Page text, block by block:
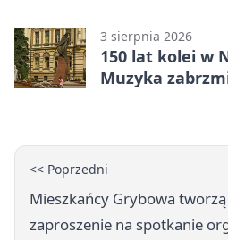
3 sierpnia 2026
150 lat kolei w
Muzyka
<< Poprzedni
Mieszkańcy Grybowa
zaproszenie na spotkanie